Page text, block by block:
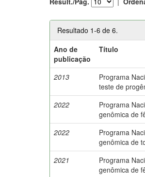
Resultado 1-6 de 6.
Ano de
publicação
Título
2013
Programa
teste de
2022
Programa
genômica de
2022
Programa
genômica de
2021
Programa
genômica de